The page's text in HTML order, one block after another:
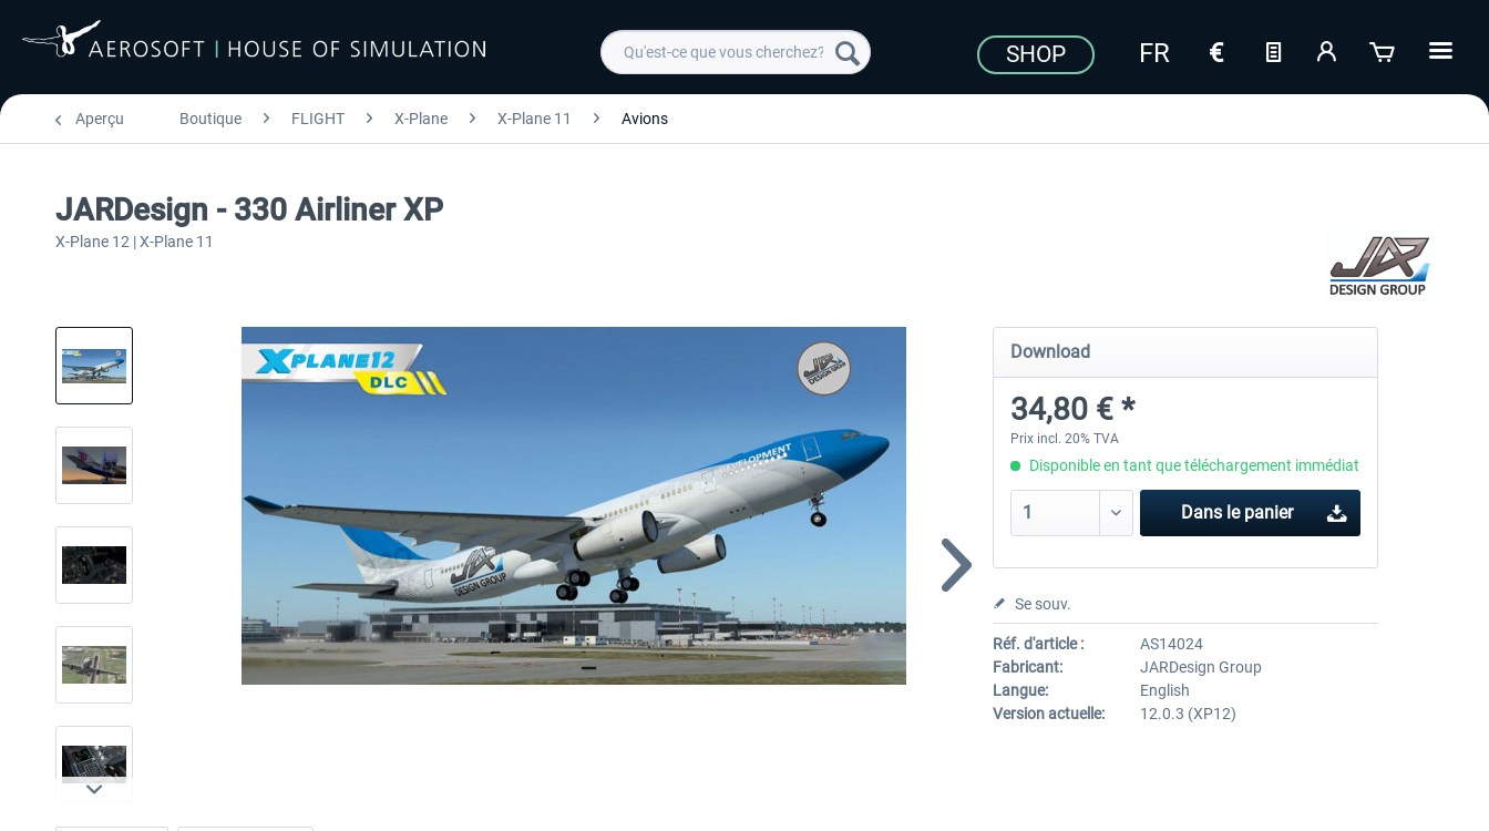
SHOP
Aperçu Boutique FLIGHT X-Plane X-Plane 11 Avions
JARDesign - 330 Airliner XP
X-Plane 12 | X-Plane 11
Download
34,80 € *
Prix incl. 20% TVA
Disponible en tant que téléchargement immédiat
Dans le panier
Se souv.
Réf. d'article :
AS14024
Fabricant:
JARDesign Group
Langue:
English
Version actuelle:
12.0.3 (XP12)